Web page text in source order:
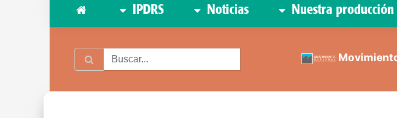
IPDRS Noticias Nuestra producción